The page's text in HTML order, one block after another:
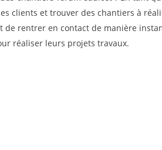
clients et trouver des chantiers à
de rentrer en contact de manière
réaliser leurs projets travaux.